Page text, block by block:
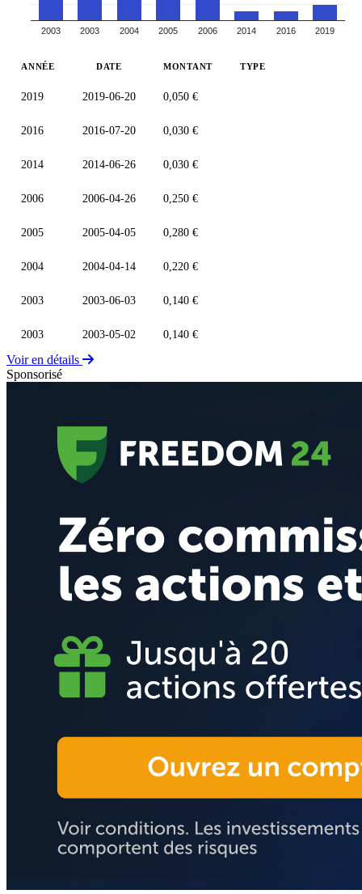
2003 2003 2004 2005 2006 2014 2016 2019
ANNÉE DATE MONTANT TYPE
2019 2019-06-20 0,050 €
2016 2016-07-20 0,030 €
2014 2014-06-26 0,030 €
2006 2006-04-26 0,250 €
2005 2005-04-05 0,280 €
2004 2004-04-14 0,220 €
2003 2003-06-03 0,140 €
2003 2003-05-02 0,140 €
Voir en détails
Sponsorisé